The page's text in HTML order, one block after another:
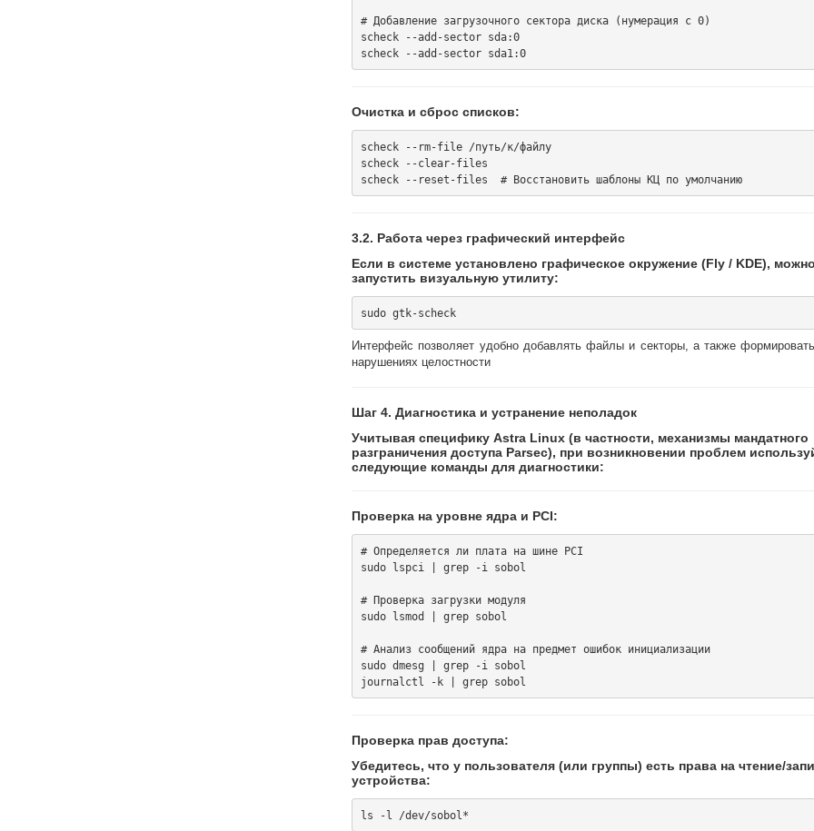
# Добавление загрузочного сектора диска (нумерация с 0)
scheck --add-sector sda:0
scheck --add-sector sda1:0
Очистка и сброс списков:
scheck --rm-file /путь/к/файлу
scheck --clear-files
scheck --reset-files  # Восстановить шаблоны КЦ по умолчанию
3.2. Работа через графический интерфейс
Если в системе установлено графическое окружение (Fly / KDE), можно
запустить визуальную утилиту:
sudo gtk-scheck
Интерфейс позволяет удобно добавлять файлы и секторы, а также
нарушениях целостности
Шаг 4. Диагностика и устранение неполадок
Учитывая специфику Astra Linux (в частности, механизмы мандатного
разграничения доступа Parsec), при возникновении проблем
следующие команды для диагностики:
Проверка на уровне ядра и PCI:
# Определяется ли плата на шине PCI
sudo lspci | grep -i sobol
# Проверка загрузки модуля
sudo lsmod | grep sobol
# Анализ сообщений ядра на предмет ошибок инициализации
sudo dmesg | grep -i sobol
Проверка прав доступа:
Убедитесь, что у пользователя (или группы) есть права на чтение/
устройства: